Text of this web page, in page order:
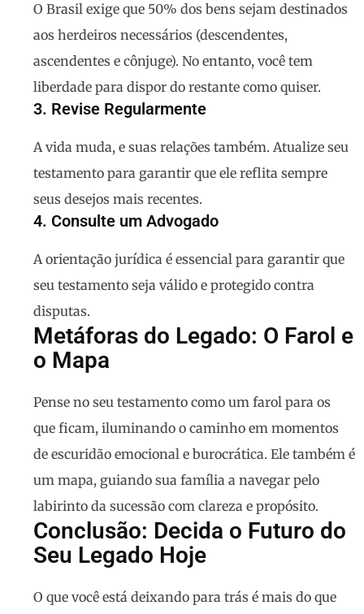
O Brasil exige que 50% dos bens sejam destinados
aos herdeiros necessários (descendentes,
ascendentes e cônjuge). No entanto, você tem
liberdade para dispor do restante como quiser.
3. Revise Regularmente
A vida muda, e suas relações também. Atualize seu
testamento para garantir que ele reflita sempre
seus desejos mais recentes.
4. Consulte um Advogado
A orientação jurídica é essencial para garantir que
seu testamento seja válido e protegido contra
disputas.
Metáforas do Legado: O Farol e
o Mapa
Pense no seu testamento como um farol para os
que ficam, iluminando o caminho em momentos
de escuridão emocional e burocrática. Ele também é
um mapa, guiando sua família a navegar pelo
labirinto da sucessão com clareza e propósito.
Conclusão: Decida o Futuro do
Seu Legado Hoje
O que você está deixando para trás é mais do que